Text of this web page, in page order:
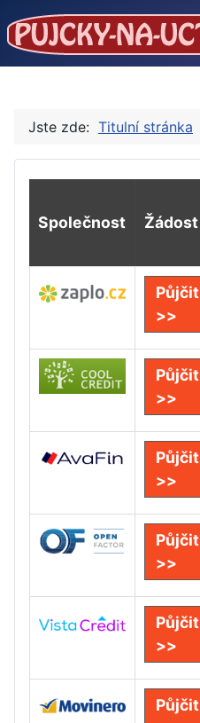
Jste zde: Titulní stránka
Společnost Žádost
Půjčit
>>
Půjčit
>>
Půjčit
>>
Půjčit
>>
Půjčit
>>
Půjčit